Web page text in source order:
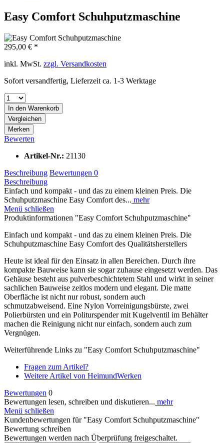
Easy Comfort Schuhputzmaschine
295,00 € *
inkl. MwSt. zzgl. Versandkosten
Sofort versandfertig, Lieferzeit ca. 1-3 Werktage
In den Warenkorb
Vergleichen
Merken
Bewerten
Artikel-Nr.: 21130
Beschreibung Bewertungen 0
Beschreibung
Einfach und kompakt - und das zu einem kleinen Preis. Die
Schuhputzmaschine Easy Comfort des... mehr
Menü schließen
Produktinformationen "Easy Comfort Schuhputzmaschine"
Einfach und kompakt - und das zu einem kleinen Preis. Die
Schuhputzmaschine Easy Comfort des Qualitätsherstellers
Heute ist ideal für den Einsatz in allen Bereichen. Durch ihre
kompakte Bauweise kann sie sogar zuhause eingesetzt werden. Das
Gehäuse besteht aus pulverbeschichtetem Stahl und wirkt in seiner
sachlichen Bauweise zeitlos modern und elegant. Die matte
Oberfläche ist nicht nur robust, sondern auch
schmutzabweisend. Eine Nylon Vorreinigungsbürste, zwei
Polierbürsten und ein Politurspender mit Kugelventil im Behälter
machen die Reinigung nicht nur einfach, sondern auch zum
Vergnügen.
Weiterführende Links zu "Easy Comfort Schuhputzmaschine"
Fragen zum Artikel?
Weitere Artikel von HeimundWerken
Bewertungen 0
Bewertungen lesen, schreiben und diskutieren... mehr
Menü schließen
Kundenbewertungen für "Easy Comfort Schuhputzmaschine"
Bewertung schreiben
Bewertungen werden nach Überprüfung freigeschaltet.